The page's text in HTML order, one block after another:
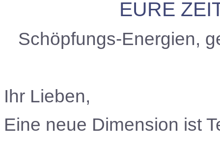
EURE
Schöpfungs-Energien,
Ihr Lieben,
Eine neue Dimension ist